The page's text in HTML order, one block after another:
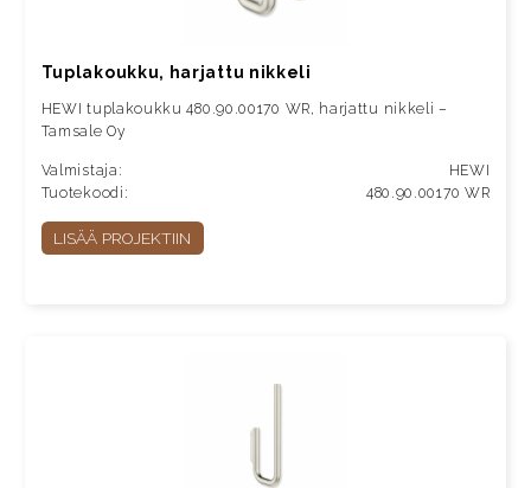
Tuplakoukku, harjattu nikkeli
HEWI tuplakoukku 480.90.00170 WR, harjattu nikkeli –
Tamsale Oy
Valmistaja:
HEWI
Tuotekoodi:
480.90.00170 WR
LISÄÄ PROJEKTIIN